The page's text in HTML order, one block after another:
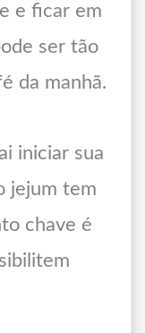
e ficar em
ser tão
da manhã.
iniciar sua
jejum tem
chave é